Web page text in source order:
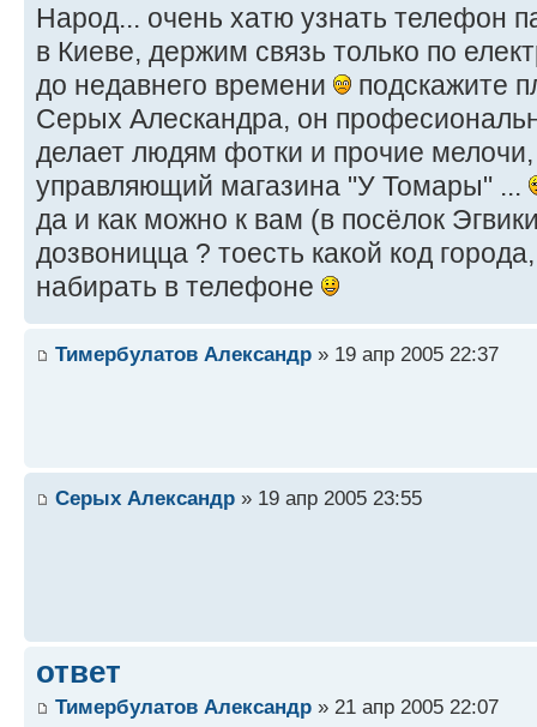
Народ... очень хатю узнать телефон
в Киеве, держим связь только по
до недавнего времени
подскажите
Серых Алескандра, он
делает людям фотки и прочие
управляющий магазина "У Томары" ...
да и как можно к вам (в посёлок
дозвоницца ? тоесть какой код
набирать в телефоне
Тимербулатов Александр » 19 апр 2005 22:37
Серых Александр » 19 апр 2005 23:55
ответ
Тимербулатов Александр » 21 апр 2005 22:07